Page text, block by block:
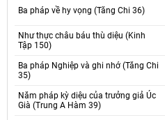
Ba pháp về hy vọng (Tăng Chi 36)
Như thực châu báu thù diệu (Kinh
Tập 150)
Ba pháp Nghiệp và ghi nhớ (Tăng Chi
35)
Năm pháp kỳ diệu của trưởng giả Úc
Già (Trung A Hàm 39)